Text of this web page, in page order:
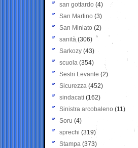
san gottardo (4)
San Martino (3)
San Miniato (2)
sanità (306)
Sarkozy (43)
scuola (354)
Sestri Levante (2)
Sicurezza (452)
sindacati (162)
Sinistra arcobaleno (11)
Soru (4)
sprechi (319)
Stampa (373)